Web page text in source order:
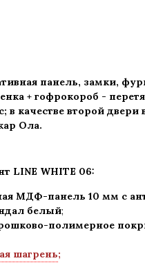
панель, замки,
+ гофрокороб -
в качестве второй
Ола.
LINE WHITE 06:
МДФ-панель 10 мм с
белый;
полимерное
шагрень;